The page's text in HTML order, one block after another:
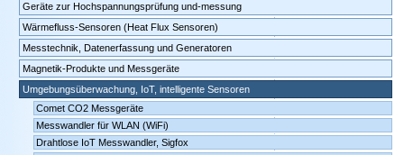
Geräte zur Hochspannungsprüfung und-messung
Wärmefluss-Sensoren (Heat Flux Sensoren)
Messtechnik, Datenerfassung und Generatoren
Magnetik-Produkte und Messgeräte
Umgebungsüberwachung, IoT, intelligente Sensoren
Comet CO2 Messgeräte
Messwandler für WLAN (WiFi)
Drahtlose IoT Messwandler, Sigfox